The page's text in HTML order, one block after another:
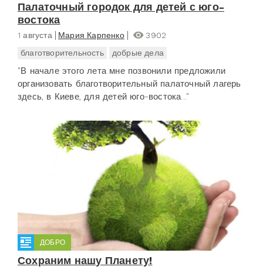
Палаточный городок для детей с юго-
востока
1 августа Мария Карпенко
3902
благотворительность
добрые дела
"В начале этого лета мне позвонили предложили
организовать благотворительный палаточный лагерь
здесь, в Киеве, для детей юго-востока..."
ДОБРО
Сохраним нашу Планету!